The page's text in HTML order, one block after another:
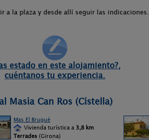
a la plaza y desde allí seguir las indicaciones.
estado en este alojamiento?,
cuéntanos tu experiencia.
Masia Can Ros (Cistella)
Mas El Brugué
Vivienda turística a 3,8 km
Terrades (Girona)